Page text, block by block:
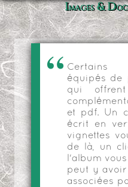
Images &
Certains
équipés de
qui
et pdf. Un
écrit en
vignettes
de là, un
l'album
peut y
associées